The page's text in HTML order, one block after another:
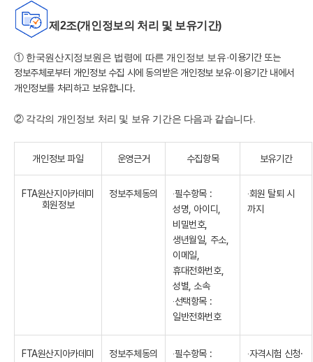
제2조(개인정보의 처리 및 보유기간)
① 한국원산지정보원은 법령에 따른 개인정보 보유·이용기간 또는
정보주체로부터 개인정보 수집 시에 동의받은 개인정보 보유·이용기간 내에서
개인정보를 처리하고 보유합니다.
② 각각의 개인정보 처리 및 보유 기간은 다음과 같습니다.
개인정보 파일 운영근거 수집항목 보유기간
FTA원산지아카데미
회원정보
정보주체동의
‧필수항목 :
성명, 아이디,
비밀번호,
생년월일, 주소,
이메일,
휴대전화번호,
성별, 소속
‧선택항목 :
일반전화번호
‧회원 탈퇴 시
까지
FTA원산지아카데미
정보주체동의
‧필수항목 :
‧자격시험 신청·